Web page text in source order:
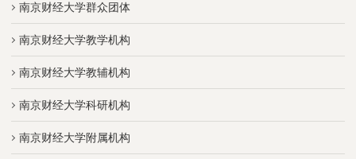
南京财经大学群众团体
南京财经大学教学机构
南京财经大学教辅机构
南京财经大学科研机构
南京财经大学附属机构